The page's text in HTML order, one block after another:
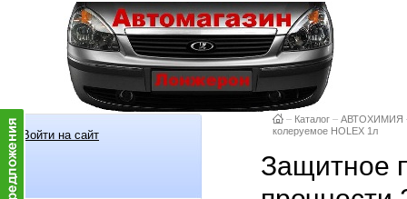
Войти на сайт
– Каталог – АВТОХИМИЯ
колеруемое HOLEX 1л
Защитное